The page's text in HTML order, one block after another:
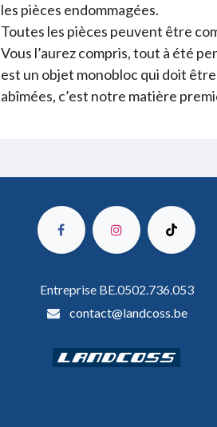
les pièces endommagées.
Toutes les pièces peuvent être
Vous l’aurez compris, tout à été
est un objet monobloc qui doit
abîmées, c’est notre matière
Entreprise BE.0502.736.053
contact@landcoss.be